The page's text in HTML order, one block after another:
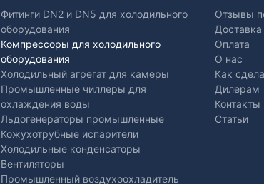
Фитинги DN2 и DN5 для холодильного
оборудования
Компрессоры для холодильного
оборудования
Холодильный агрегат для камеры
Промышленные чиллеры для
охлаждения воды
Льдогенераторы промышленные
Кожухотрубные испарители
Холодильные конденсаторы
Вентиляторы
Промышленный воздухоохладитель
Отзывы
Доставка
Оплата
О нас
Как
Дилерам
Контакты
Статьи